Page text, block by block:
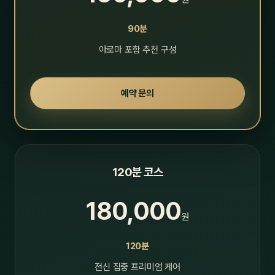
90분
아로마 포함 추천 구성
예약 문의
120분 코스
180,000원
120분
전신 집중 프리미엄 케어